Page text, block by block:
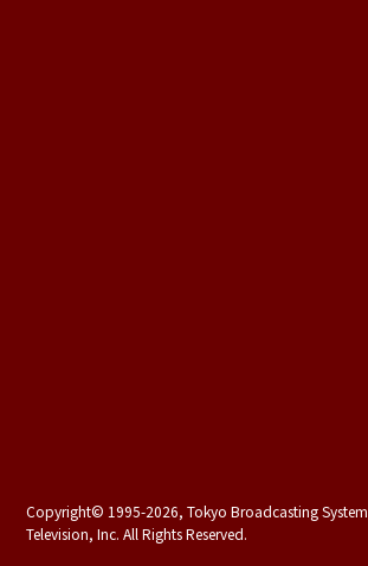
Copyright© 1995-2026, Tokyo Broadcasting System
Television, Inc. All Rights Reserved.